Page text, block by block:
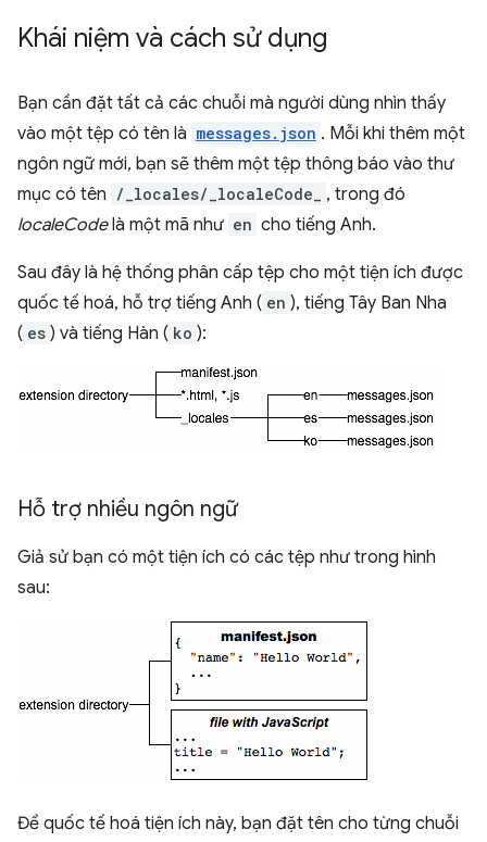
Khái niệm và cách sử dụng
Bạn cần đặt tất cả các chuỗi mà người dùng nhìn thấy
vào một tệp có tên là messages.json . Mỗi khi thêm một
ngôn ngữ mới, bạn sẽ thêm một tệp thông báo vào thư
mục có tên /_locales/_localeCode_
, trong đó
localeCodelà một mã như en cho tiếng Anh.
Sau đây là hệ thống phân cấp tệp cho một tiện ích được
quốc tế hoá, hỗ trợ tiếng Anh ( en ), tiếng Tây Ban Nha
( es ) và tiếng Hàn ( ko ):
Hỗ trợ nhiều ngôn ngữ
Giả sử bạn có một tiện ích có các tệp như trong hình
sau:
Để quốc tế hoá tiện ích này, bạn đặt tên cho từng chuỗi